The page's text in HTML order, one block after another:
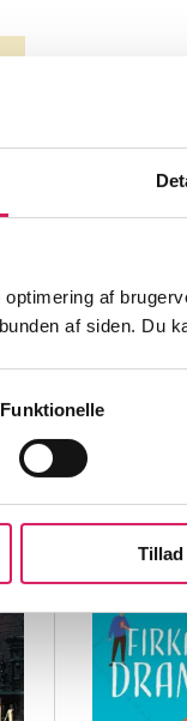
af
af siden. Du
Funktionelle
Tillad